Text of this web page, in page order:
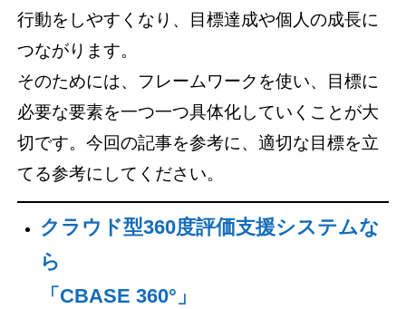
行動をしやすくなり、目標達成や個人の成長に
つながります。
そのためには、フレームワークを使い、目標に
必要な要素を一つ一つ具体化していくことが大
切です。今回の記事を参考に、適切な目標を立
てる参考にしてください。
クラウド型360度評価支援システムな
ら
「CBASE 360°」